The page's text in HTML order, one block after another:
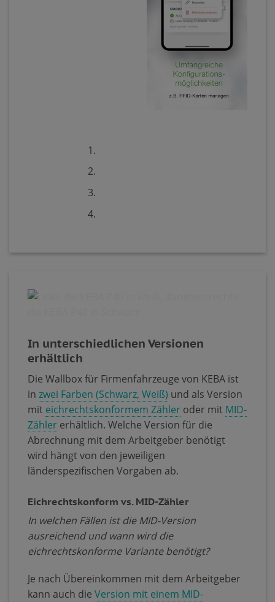
In unterschiedlichen Versionen
erhältlich
Die Wallbox für Firmenfahrzeuge von KEBA ist
in zwei Farben (Schwarz, Weiß) und als Version
mit eichrechtskonformem Zähler oder mit MID-
Zähler erhältlich. Welche Version für die
Abrechnung mit dem Arbeitgeber benötigt
wird hängt von den jeweiligen
länderspezifischen Vorgaben ab.
Eichrechtskonform vs. MID-Zähler
In welchen Fällen ist die MID-Version
ausreichend und wann wird die
eichrechtskonforme Variante benötigt?
Je nach Übereinkommen mit dem Arbeitgeber
kann auch die Version mit einem MID-